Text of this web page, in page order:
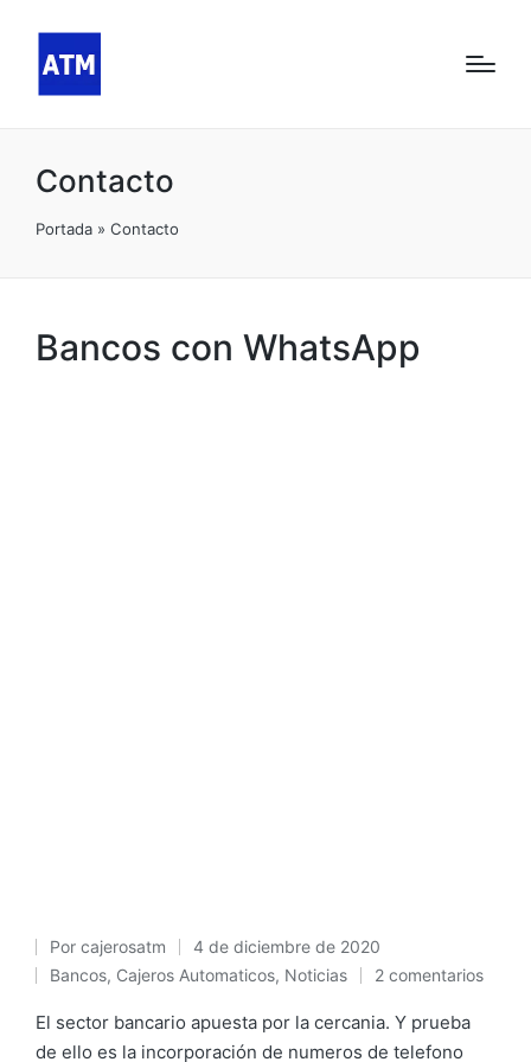
Contacto
Portada » Contacto
Bancos con WhatsApp
Publicado
por
Por cajerosatm 4 de diciembre de 2020
Publicado
en
Bancos, Cajeros Automaticos, Noticias 2 comentarios
El sector bancario apuesta por la cercania. Y prueba
de ello es la incorporación de numeros de telefono